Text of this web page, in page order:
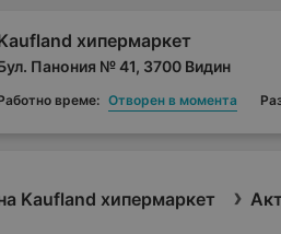
хипермаркет
Панония № 41, 3700 Видин
време: Отворен в момента
Kaufland хипермаркет